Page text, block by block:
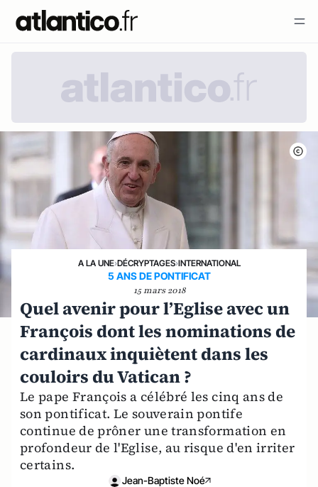
A LA UNE›DÉCRYPTAGES›INTERNATIONAL
5 ANS DE PONTIFICAT
15 mars 2018
Quel avenir pour l’Eglise avec un
François dont les nominations de
cardinaux inquiètent dans les
couloirs du Vatican ?
Le pape François a célébré les cinq ans de
son pontificat. Le souverain pontife
continue de prôner une transformation en
profondeur de l'Eglise, au risque d'en irriter
certains.
Jean-Baptiste Noé